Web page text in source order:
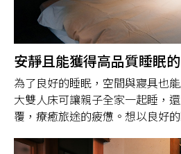
安靜且能獲得高品質睡眠的
為了良好的睡眠，空間與寢具也
大雙人床可讓親子全家一起睡，
覆，療癒旅途的疲憊。想以良好